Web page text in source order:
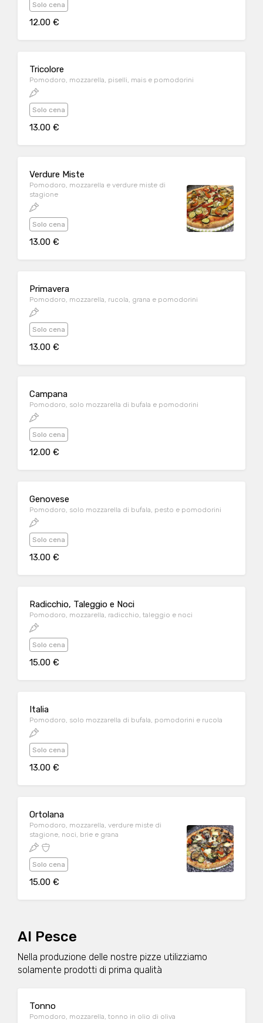
Solo cena
12.00 €
Tricolore
Pomodoro, mozzarella, piselli, mais e pomodorini
Solo cena
13.00 €
Verdure Miste
Pomodoro, mozzarella e verdure miste di
stagione
Solo cena
13.00 €
Primavera
Pomodoro, mozzarella, rucola, grana e pomodorini
Solo cena
13.00 €
Campana
Pomodoro, solo mozzarella di bufala e pomodorini
Solo cena
12.00 €
Genovese
Pomodoro, solo mozzarella di bufala, pesto e pomodorini
Solo cena
13.00 €
Radicchio, Taleggio e Noci
Pomodoro, mozzarella, radicchio, taleggio e noci
Solo cena
15.00 €
Italia
Pomodoro, solo mozzarella di bufala, pomodorini e rucola
Solo cena
13.00 €
Ortolana
Pomodoro, mozzarella, verdure miste di
stagione, noci, brie e grana
Solo cena
15.00 €
Al Pesce
Nella produzione delle nostre pizze utilizziamo
solamente prodotti di prima qualità
Tonno
Pomodoro, mozzarella, tonno in olio di oliva